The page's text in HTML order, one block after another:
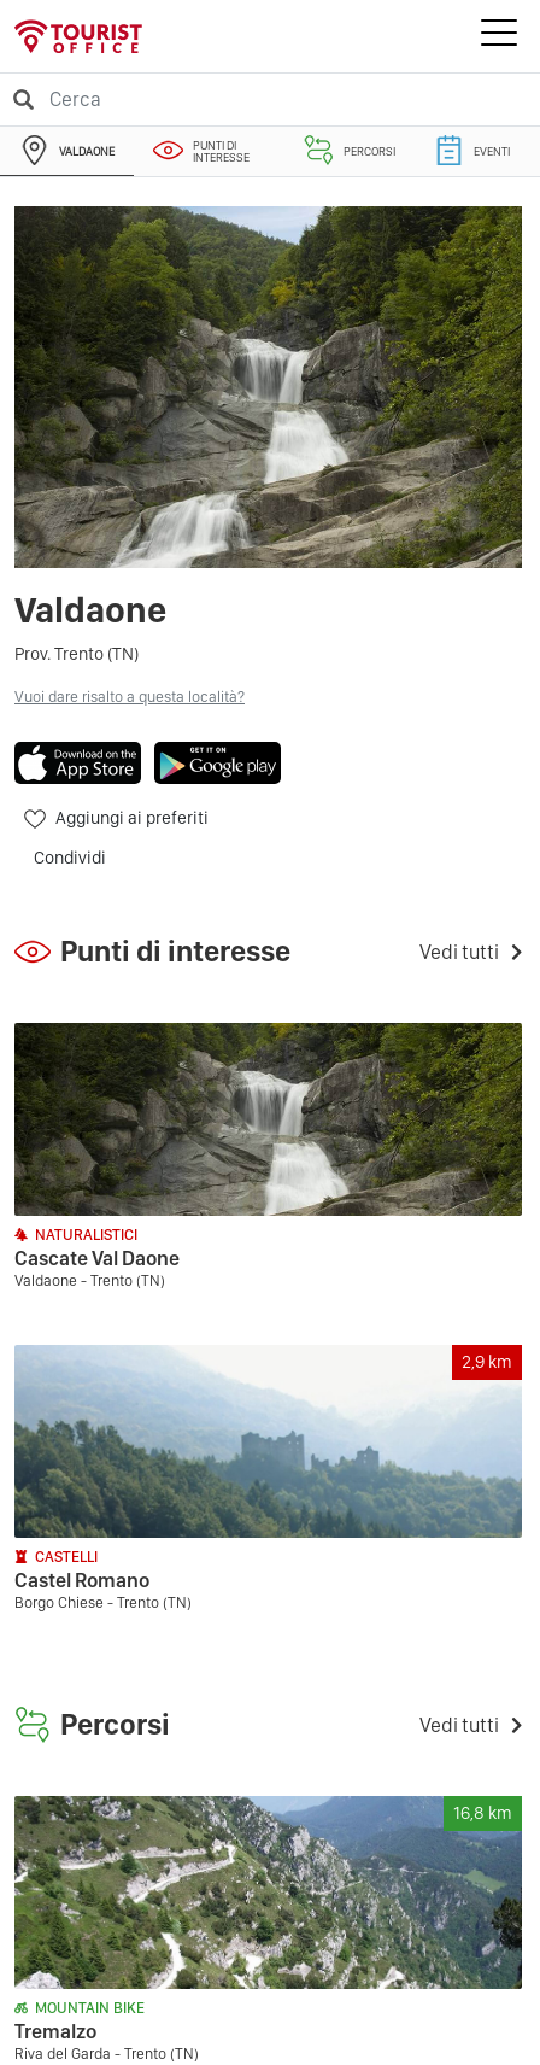
VALDAONE
PUNTI DI
INTERESSE
PERCORSI EVENTI
Valdaone
Prov. Trento (TN)
Vuoi dare risalto a questa località?
Aggiungi ai preferiti
Condividi
Punti di interesse Vedi tutti
NATURALISTICI
Cascate Val Daone
Valdaone - Trento (TN)
2,9 km
CASTELLI
Castel Romano
Borgo Chiese - Trento (TN)
Percorsi Vedi tutti
16,8 km
MOUNTAIN BIKE
Tremalzo
Riva del Garda - Trento (TN)